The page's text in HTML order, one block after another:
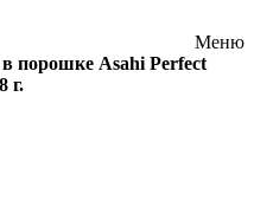
Меню
порошке Asahi Perfect
г.